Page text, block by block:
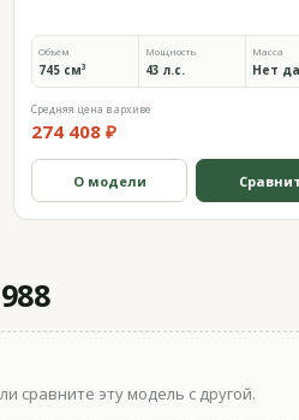
Объём
745 см³
Мощность
43 л.с.
Масса
Нет
Средняя цена в архиве
274 408 ₽
О модели
сравните эту модель с другой.